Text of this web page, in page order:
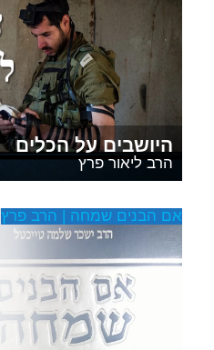
היושבים על הכלים
הרב ליאור פרץ
אם הבנים שמחה | הרב פרץ